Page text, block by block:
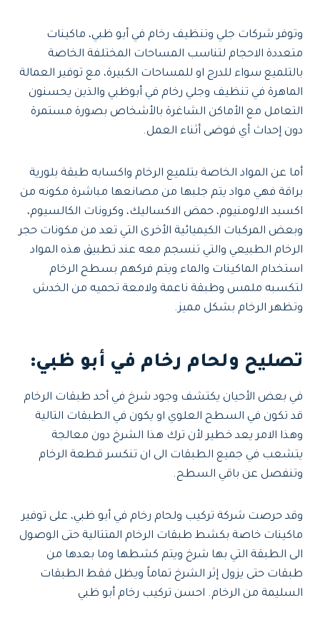
وتوفر شركات جلي وتنظيف رخام في أبو ظبي، ماكينات
متعددة الاحجام لتناسب المساحات المختلفة الخاصة
بالتلميع سواء للدرج او للمساحات الكبيرة، مع توفير العمالة
الماهرة في تنظيف وجلي رخام في أبوظبي والذين يحسنون
التعامل مع الأماكن الشاغرة بالأشخاص بصورة مستمرة
دون إحداث أي فوضى أثناء العمل.
أما عن المواد الخاصة بتلميع الرخام واكسابه طبقة بلورية
براقة فهي مواد يتم جلبها من مصانعها مباشرة مكونه من
اكسيد الالومنيوم، حمض الاكساليك، وكرونات الكالسيوم،
وبعض المركبات الكيميائية الأخرى التي تعد من مكونات حجر
الرخام الطبيعي والتي تنسجم معه عند تطبيق هذه المواد
استخدام الماكينات والماء ويتم فركهم بسطح الرخام
لتكسبه ملمس وطبقة ناعمة ولامعة تحميه من الخدش
وتظهر الرخام بشكل مميز.
تصليح ولحام رخام في أبو ظبي:
في بعض الأحيان يكتشف وجود شرخ في أحد طبقات الرخام
قد تكون في السطح العلوي او يكون في الطبقات التالية
وهذا الامر يعد خطير لأن ترك هذا الشرخ دون معالجة
يتشعب في جميع الطبقات الى ان تنكسر قطعة الرخام
وتنفصل عن باقي السطح.
وقد حرصت شركة تركيب ولحام رخام في أبو ظبي، على توفير
ماكينات خاصة بكشط طبقات الرخام المتتالية حتى الوصول
الى الطبقة التي بها شرخ ويتم كشطها وما بعدها من
طبقات حتى يزول إثر الشرخ تماماً ويظل فقط الطبقات
السليمة من الرخام. احسن تركيب رخام أبو ظبي